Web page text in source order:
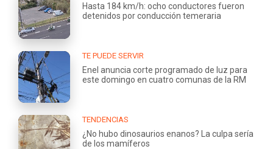
Hasta 184 km/h: ocho conductores fueron
detenidos por conducción temeraria
TE PUEDE SERVIR
Enel anuncia corte programado de luz para
este domingo en cuatro comunas de la RM
TENDENCIAS
¿No hubo dinosaurios enanos? La culpa sería
de los mamíferos